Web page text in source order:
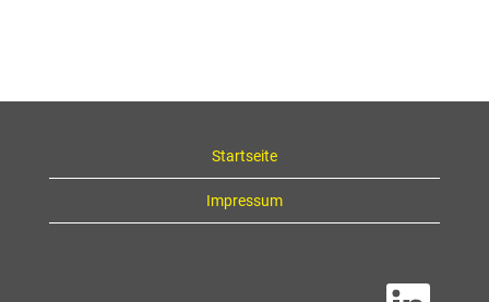
Startseite
Impressum
W